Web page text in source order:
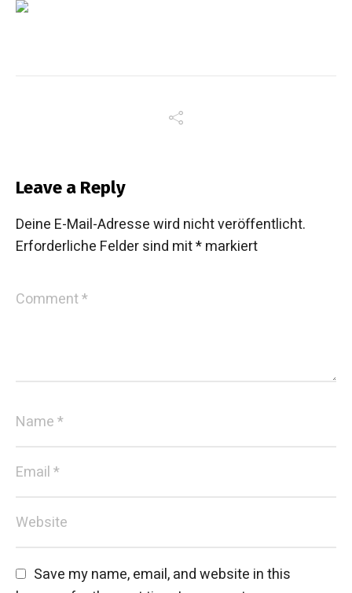
Leave a Reply
Deine E-Mail-Adresse wird nicht veröffentlicht.
Erforderliche Felder sind mit*markiert
Save my name, email, and website in this